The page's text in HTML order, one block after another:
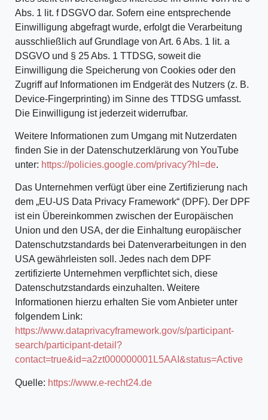
Abs. 1 lit. f DSGVO dar. Sofern eine entsprechende
Einwilligung abgefragt wurde, erfolgt die Verarbeitung
ausschließlich auf Grundlage von Art. 6 Abs. 1 lit. a
DSGVO und § 25 Abs. 1 TTDSG, soweit die
Einwilligung die Speicherung von Cookies oder den
Zugriff auf Informationen im Endgerät des Nutzers (z. B.
Device-Fingerprinting) im Sinne des TTDSG umfasst.
Die Einwilligung ist jederzeit widerrufbar.
Weitere Informationen zum Umgang mit Nutzerdaten
finden Sie in der Datenschutzerklärung von YouTube
unter: https://policies.google.com/privacy?hl=de.
Das Unternehmen verfügt über eine Zertifizierung nach
dem „EU-US Data Privacy Framework“ (DPF). Der DPF
ist ein Übereinkommen zwischen der Europäischen
Union und den USA, der die Einhaltung europäischer
Datenschutzstandards bei Datenverarbeitungen in den
USA gewährleisten soll. Jedes nach dem DPF
zertifizierte Unternehmen verpflichtet sich, diese
Datenschutzstandards einzuhalten. Weitere
Informationen hierzu erhalten Sie vom Anbieter unter
folgendem Link:
https://www.dataprivacyframework.gov/s/participant-
search/participant-detail?
contact=true&id=a2zt000000001L5AAI&status=Active
Quelle: https://www.e-recht24.de